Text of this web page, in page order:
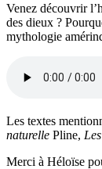
Venez découvrir
des dieux ?
mythologie
Les textes
naturelle Pline,
Merci à Héloïse